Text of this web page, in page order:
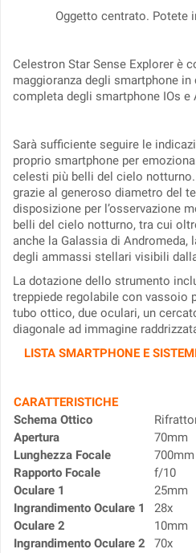
Oggetto centrato. Potete
Celestron Star Sense Explorer è
maggioranza degli smartphone
completa degli smartphone IOs
Sarà sufficiente seguire le
proprio smartphone per
celesti più belli del cielo
grazie al generoso diametro del
disposizione per l’osservazione
belli del cielo notturno, tra cui
anche la Galassia di Andromeda,
degli ammassi stellari visibili
La dotazione dello strumento
treppiede regolabile con vassoio
tubo ottico, due oculari, un
diagonale ad immagine
LISTA SMARTPHONE E
CARATTERISTICHE
Schema Ottico
Apertura
70mm
Lunghezza Focale
700mm
Rapporto Focale
f/10
Oculare 1
25mm
Ingrandimento Oculare 1
28x
Oculare 2
10mm
Ingrandimento Oculare 2
70x